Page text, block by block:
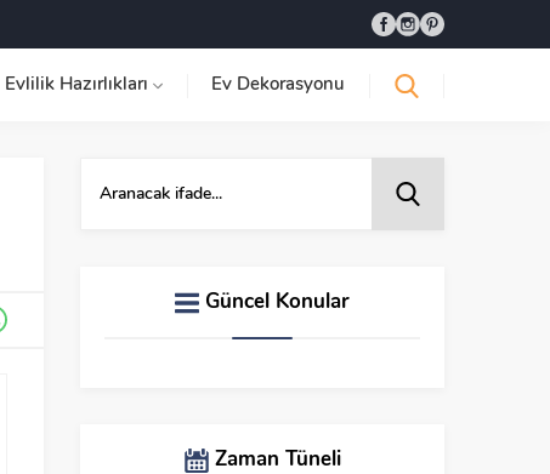
Evlilik Hazırlıkları Ev Dekorasyonu
Güncel Konular
Zaman Tüneli